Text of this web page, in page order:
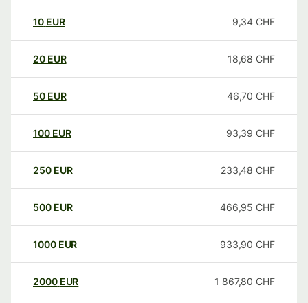
10 EUR 9,34 CHF
20 EUR 18,68 CHF
50 EUR 46,70 CHF
100 EUR 93,39 CHF
250 EUR 233,48 CHF
500 EUR 466,95 CHF
1000 EUR 933,90 CHF
2000 EUR 1 867,80 CHF